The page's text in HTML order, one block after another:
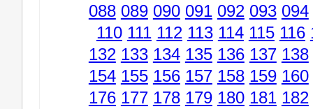
088 089 090 091 092 093 094
110 111 112 113 114 115 116
132 133 134 135 136 137 138
154 155 156 157 158 159 160
176 177 178 179 180 181 182